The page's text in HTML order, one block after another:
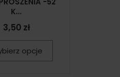
K...
3,50 zł
opcje